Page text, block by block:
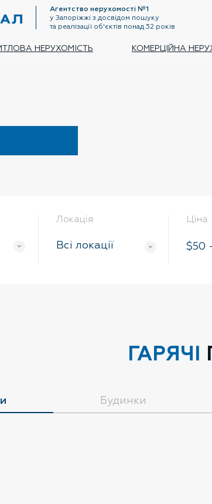
Агентство нерухомості №1
у Запоріжжі з досвідом пошуку
та реалізації об'єктів понад 32 років
НЕРУХОМІСТЬ КОМЕРЦІЙНА
Локацiя
Всi локацiї
Цiна
$50 -
ГАРЯЧІ
Будинки